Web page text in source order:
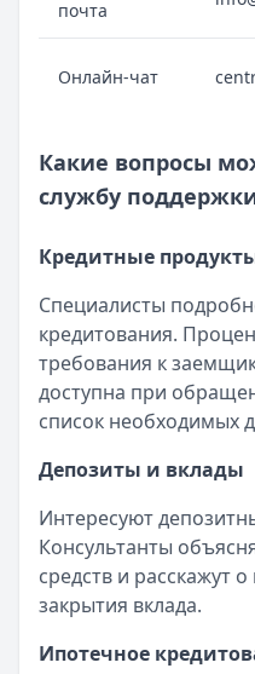
почта
Онлайн-чат
Какие вопросы
службу
Кредитные
Специалисты
кредитования.
требования к
доступна при
список необходимых
Депозиты и вклады
Интересуют
Консультанты
средств и расскажут
закрытия вклада.
Ипотечное